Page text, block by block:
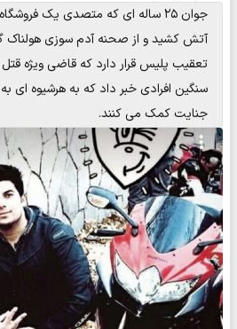
جوان ۲۵ ساله ای که متصدی یک
آتش کشید و از صحنه آدم سوزی
تعقیب پلیس قرار دارد که قاضی ویژه
سنگین افرادی خبر داد که به هرشیوه ای
جنایت کمک می کنند.